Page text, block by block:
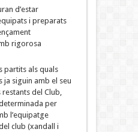
d’estar
i preparats
rigorosa
partits als quals
ja siguin amb el seu
del Club,
per
l’equipatge
club (xandall i